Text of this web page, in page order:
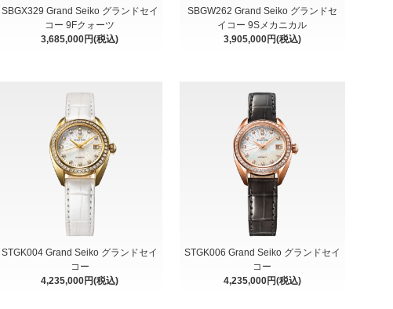
SBGX329 Grand Seiko グランドセイ
コー 9Fクォーツ
3,685,000円(税込)
SBGW262 Grand Seiko グランドセ
イコー 9Sメカニカル
3,905,000円(税込)
STGK004 Grand Seiko グランドセイ
コー
4,235,000円(税込)
STGK006 Grand Seiko グランドセイ
コー
4,235,000円(税込)